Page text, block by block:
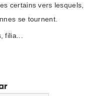
certains vers lesquels,
se tournent.
filia...